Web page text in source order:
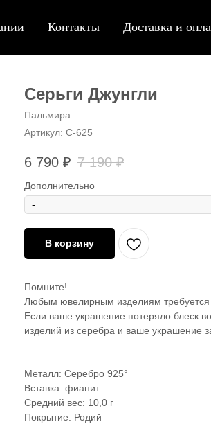
Контакты Доставка и
Серьги Джунгли
Пальмира
Артикул: С-625
6 790 ₽ 7 190 ₽
Дополнительно
В корзину
Помните!
Любым ювелирным изделиям требуется
Если ваше украшение потеряло блеск
изделий из серебра и ваше украшение
Металл: Серебро 925°
Вставка: фианит
Средний вес: 10,0 г
Покрытие: Родий